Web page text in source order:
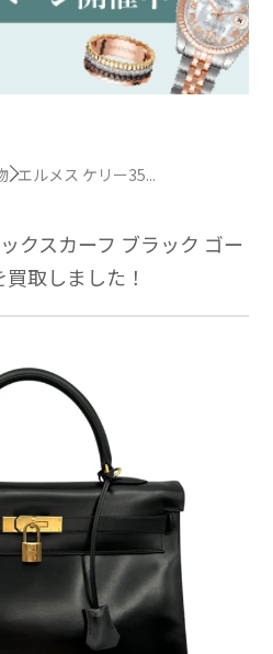
エルメス ケリー35...
クスカーフ ブラック ゴー
取しました！